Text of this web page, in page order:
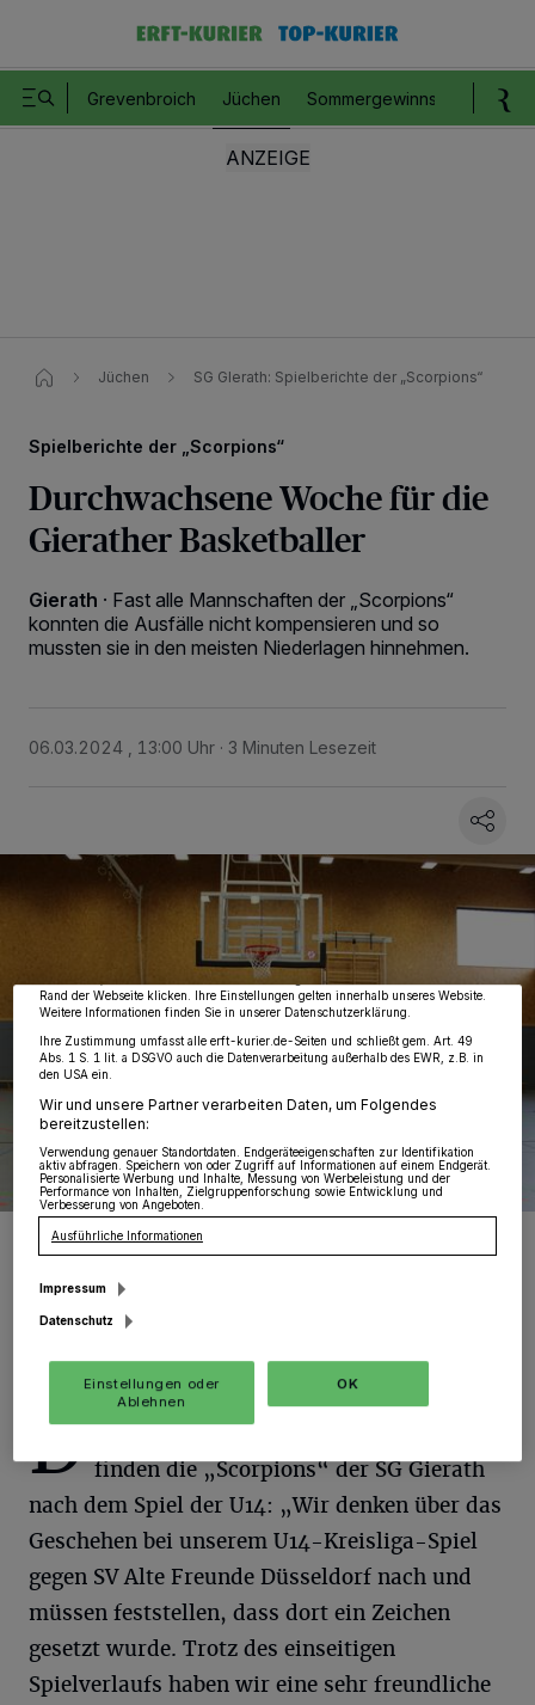
Grevenbroich Jüchen Sommergewinnspiel
Jüchen SG GIerath: Spielberichte der „Scorpions“​
Spielberichte der „Scorpions“
Durchwachsene Woche für die
Gierather Basketballer
Gierath · Fast alle Mannschaften der „Scorpions“
konnten die Ausfälle nicht kompensieren und so
mussten sie in den meisten Niederlagen hinnehmen.
06.03.2024 , 13:00 Uhr 3 Minuten Lesezeit
Die U14 zeigte eine gute Leistung, musste aber dennoche eine
Niederlage einstecken.
D as sollte immer und überall so sein,
finden die „Scorpions“ der SG Gierath
nach dem Spiel der U14: „Wir denken über das
Geschehen bei unserem U14-Kreisliga-Spiel
gegen SV Alte Freunde Düsseldorf nach und
müssen feststellen, dass dort ein Zeichen
gesetzt wurde. Trotz des einseitigen
Spielverlaufs haben wir eine sehr freundliche
Wir und unsere
-Partner speichern und greifen auf personenbezogene Daten
wie Browserdaten oder eindeutige Kennungen auf Ihrem Gerät zu. Durch Auswahl
von OK aktivieren Sie Tracking-Technologien für die unter „Wir und unsere
Partner verarbeiten Daten, um Ihnen Dienste bereitzustellen“ aufgeführten
Zwecke. Wenn Tracker deaktiviert sind, sind manche Inhalte und Anzeigen
möglicherweise nicht mehr so relevant für Sie. Sie können dieses Menü jederzeit
wieder aufrufen, um Ihre Einstellungen zu ändern oder Ihre Einwilligung zu
widerrufen, indem Sie auf den Link Einstellungen oder Ablehnen am unteren
Rand der Webseite klicken. Ihre Einstellungen gelten innerhalb unseres Website.
Weitere Informationen finden Sie in unserer Datenschutzerklärung.
Ihre Zustimmung umfasst alle erft-kurier.de-Seiten und schließt gem. Art. 49
Abs. 1 S. 1 lit. a DSGVO auch die Datenverarbeitung außerhalb des EWR, z.B. in
den USA ein.
Wir und unsere Partner verarbeiten Daten, um Folgendes
bereitzustellen:
Verwendung genauer Standortdaten. Endgeräteeigenschaften zur Identifikation
aktiv abfragen. Speichern von oder Zugriff auf Informationen auf einem Endgerät.
Personalisierte Werbung und Inhalte, Messung von Werbeleistung und der
Performance von Inhalten, Zielgruppenforschung sowie Entwicklung und
Verbesserung von Angeboten.
Ausführliche Informationen
Impressum
Datenschutz
Einstellungen oder
Ablehnen
OK